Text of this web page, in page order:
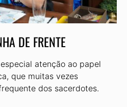
DE FRENTE
atenção ao papel
que muitas vezes
dos sacerdotes.